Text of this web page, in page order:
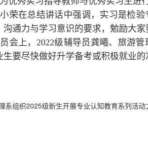
荣在总结讲话中强调，实习是检
沟通力与学习意识的要求，勉励大
会上，2022级辅导员龚曦、旅游
生要尽快做好升学备考或积极就业
系组织2025级新生开展专业认知教育系列活